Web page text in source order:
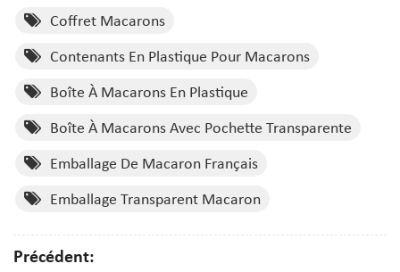
Coffret Macarons
Contenants En Plastique Pour Macarons
Boîte À Macarons En Plastique
Boîte À Macarons Avec Pochette Transparente
Emballage De Macaron Français
Emballage Transparent Macaron
Précédent: